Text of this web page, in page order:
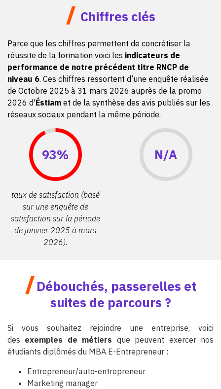
/ Chiffres clés
Parce que les chiffres permettent de concrétiser la
réussite de la formation voici les indicateurs de
performance de notre précédent titre RNCP de
niveau 6. Ces chiffres ressortent d’une enquête réalisée
de Octobre 2025 à 31 mars 2026 auprès de la promo
2026 d'Éstiam et de la synthèse des avis publiés sur les
réseaux sociaux pendant la même période.
93%
taux de satisfaction (basé
sur une enquête de
satisfaction sur la période
de janvier 2025 à mars
2026).
N/A
/ Débouchés, passerelles et
suites de parcours ?
Si vous souhaitez rejoindre une entreprise, voici
des exemples de métiers que peuvent exercer nos
étudiants diplômés du MBA E-Entrepreneur :
Entrepreneur/auto-entrepreneur
Marketing manager